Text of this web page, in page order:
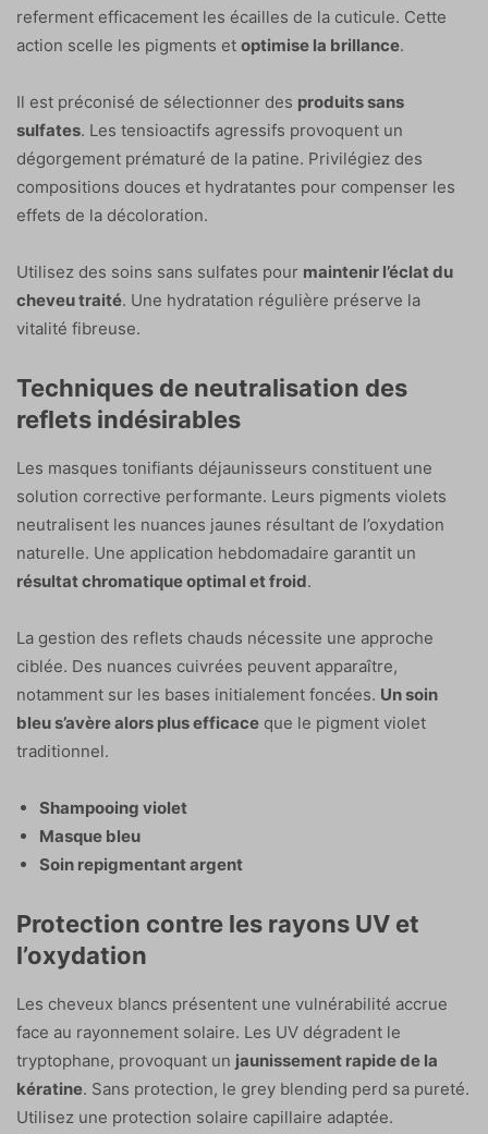
referment efficacement les écailles de la cuticule. Cette
action scelle les pigments et optimise la brillance.
Il est préconisé de sélectionner des produits sans
sulfates. Les tensioactifs agressifs provoquent un
dégorgement prématuré de la patine. Privilégiez des
compositions douces et hydratantes pour compenser les
effets de la décoloration.
Utilisez des soins sans sulfates pour maintenir l’éclat du
cheveu traité. Une hydratation régulière préserve la
vitalité fibreuse.
Techniques de neutralisation des
reflets indésirables
Les masques tonifiants déjaunisseurs constituent une
solution corrective performante. Leurs pigments violets
neutralisent les nuances jaunes résultant de l’oxydation
naturelle. Une application hebdomadaire garantit un
résultat chromatique optimal et froid.
La gestion des reflets chauds nécessite une approche
ciblée. Des nuances cuivrées peuvent apparaître,
notamment sur les bases initialement foncées. Un soin
bleu s’avère alors plus efficace que le pigment violet
traditionnel.
Shampooing violet
Masque bleu
Soin repigmentant argent
Protection contre les rayons UV et
l’oxydation
Les cheveux blancs présentent une vulnérabilité accrue
face au rayonnement solaire. Les UV dégradent le
tryptophane, provoquant un jaunissement rapide de la
kératine. Sans protection, le grey blending perd sa pureté.
Utilisez une protection solaire capillaire adaptée.